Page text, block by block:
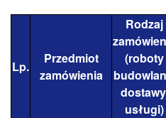
Lp.
Przedmiot
zamówienia
Rodzaj
(roboty
usługi)